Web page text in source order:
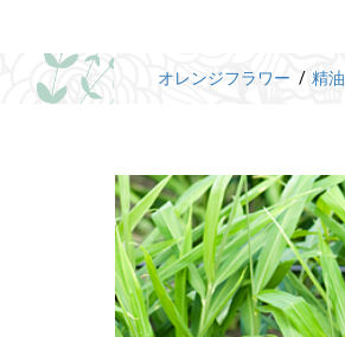
オレンジフラワー 精油